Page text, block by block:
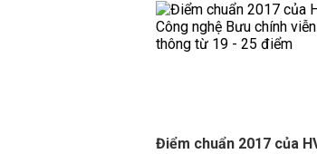
Điểm chuẩn 2017 của